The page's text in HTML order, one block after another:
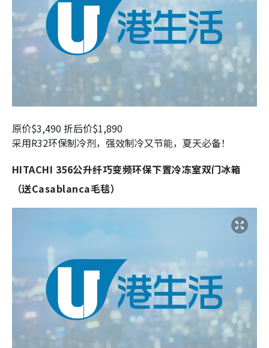
原价$3,490 折后价$1,890
采用R32环保制冷剂，强效制冷又节能，夏天必备！
HITACHI 356公升纤巧变频环保下置冷冻室双门冰箱
（送Casablanca毛毯）